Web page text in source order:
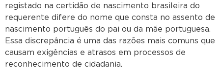
registado na certidão de nascimento brasileira do
requerente difere do nome que consta no assento de
nascimento português do pai ou da mãe portuguesa.
Essa discrepância é uma das razões mais comuns que
causam exigências e atrasos em processos de
reconhecimento de cidadania.